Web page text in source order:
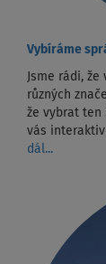
Vybíráme
Jsme rádi,
různých
že vybrat ten
vás
dál...